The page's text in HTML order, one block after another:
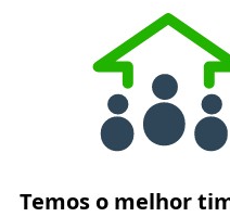
Temos o melhor